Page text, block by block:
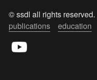
© ssdl all rights reserved.
publications
education